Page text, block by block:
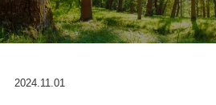
2024.11.01